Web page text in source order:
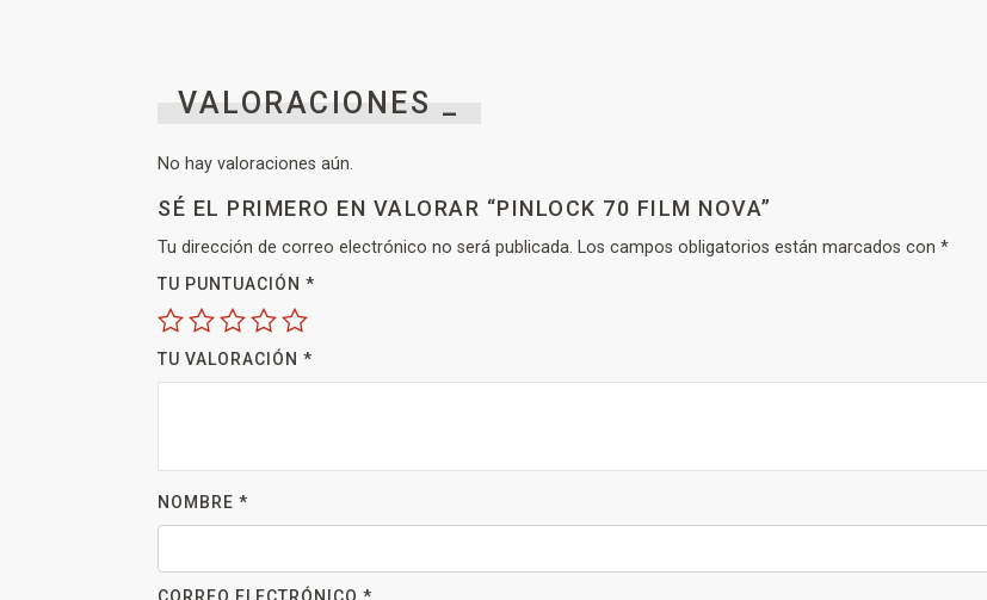
VALORACIONES _
No hay valoraciones aún.
SÉ EL PRIMERO EN VALORAR “PINLOCK 70 FILM NOVA”
Tu dirección de correo electrónico no será publicada. Los campos obligatorios están marcados con *
TU PUNTUACIÓN *
TU VALORACIÓN *
NOMBRE *